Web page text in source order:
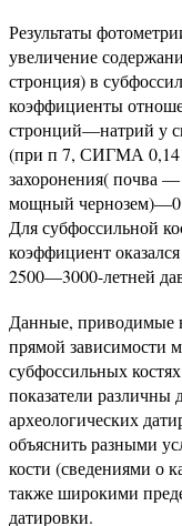
Результаты
увеличение
стронция) в
коэффициенты
стронций—натрий у
(при п 7, СИГМА
захоронения( почва
мощный
Для субфоссильной
коэффициент
2500—3000-летней
Данные, приводимые
прямой зависимости
субфоссильных
показатели различны
археологических
объяснить разными
кости (сведениями о
также широкими
датировки.